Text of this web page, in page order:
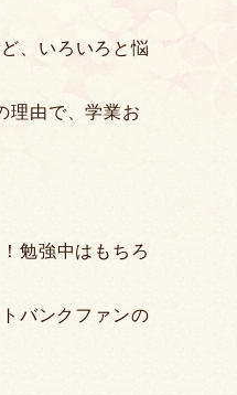
、いろいろと悩
理由で、学業お
勉強中はもちろ
バンクファンの